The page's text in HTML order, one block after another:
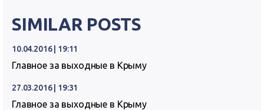
SIMILAR POSTS
10.04.2016 | 19:11
Главное за выходные в Крыму
27.03.2016 | 19:31
Главное за выходные в Крыму